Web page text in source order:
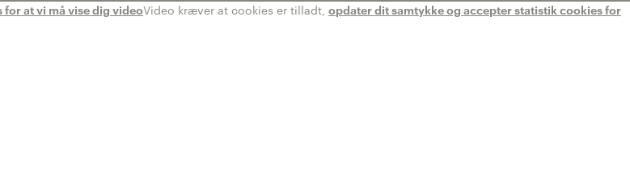
at vi må vise dig videoVideo kræver at cookies er tilladt, opdater dit samtykke og accepter statistik cookies for